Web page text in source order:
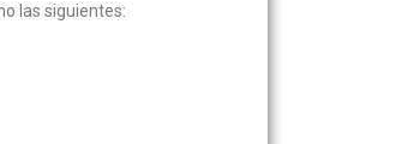
las siguientes: